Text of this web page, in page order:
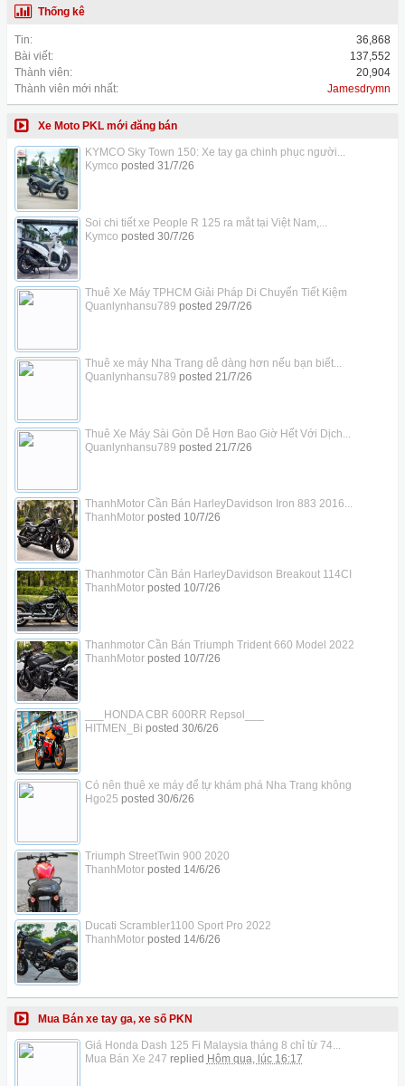
Thống kê
Tin:
36,868
Bài viết:
137,552
Thành viên:
20,904
Thành viên mới nhất:
Jamesdrymn
Xe Moto PKL mới đăng bán
KYMCO Sky Town 150: Xe tay ga chinh phục người...
Kymco posted 31/7/26
Soi chi tiết xe People R 125 ra mắt tại Việt Nam,...
Kymco posted 30/7/26
Thuê Xe Máy TPHCM Giải Pháp Di Chuyển Tiết Kiệm
Quanlynhansu789 posted 29/7/26
Thuê xe máy Nha Trang dễ dàng hơn nếu bạn biết...
Quanlynhansu789 posted 21/7/26
Thuê Xe Máy Sài Gòn Dễ Hơn Bao Giờ Hết Với Dịch...
Quanlynhansu789 posted 21/7/26
ThanhMotor Cần Bán HarleyDavidson Iron 883 2016...
ThanhMotorposted 10/7/26
Thanhmotor Cần Bán HarleyDavidson Breakout 114CI
ThanhMotorposted 10/7/26
Thanhmotor Cần Bán Triumph Trident 660 Model 2022
ThanhMotorposted 10/7/26
___HONDA CBR 600RR Repsol___
HITMEN_Bi posted 30/6/26
Có nên thuê xe máy để tự khám phá Nha Trang không
Hgo25 posted 30/6/26
Triumph StreetTwin 900 2020
ThanhMotorposted 14/6/26
Ducati Scrambler1100 Sport Pro 2022
ThanhMotorposted 14/6/26
Mua Bán xe tay ga, xe số PKN
Giá Honda Dash 125 Fi Malaysia tháng 8 chỉ từ 74...
Mua Bán Xe 247 replied Hôm qua, lúc 16:17